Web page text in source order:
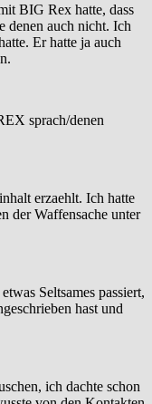
BIG Rex hatte, dass
denen auch nicht. Ich
Er hatte ja auch
sprach/denen
erzaehlt. Ich hatte
der Waffensache unter
Seltsames passiert,
hast und
ich dachte schon